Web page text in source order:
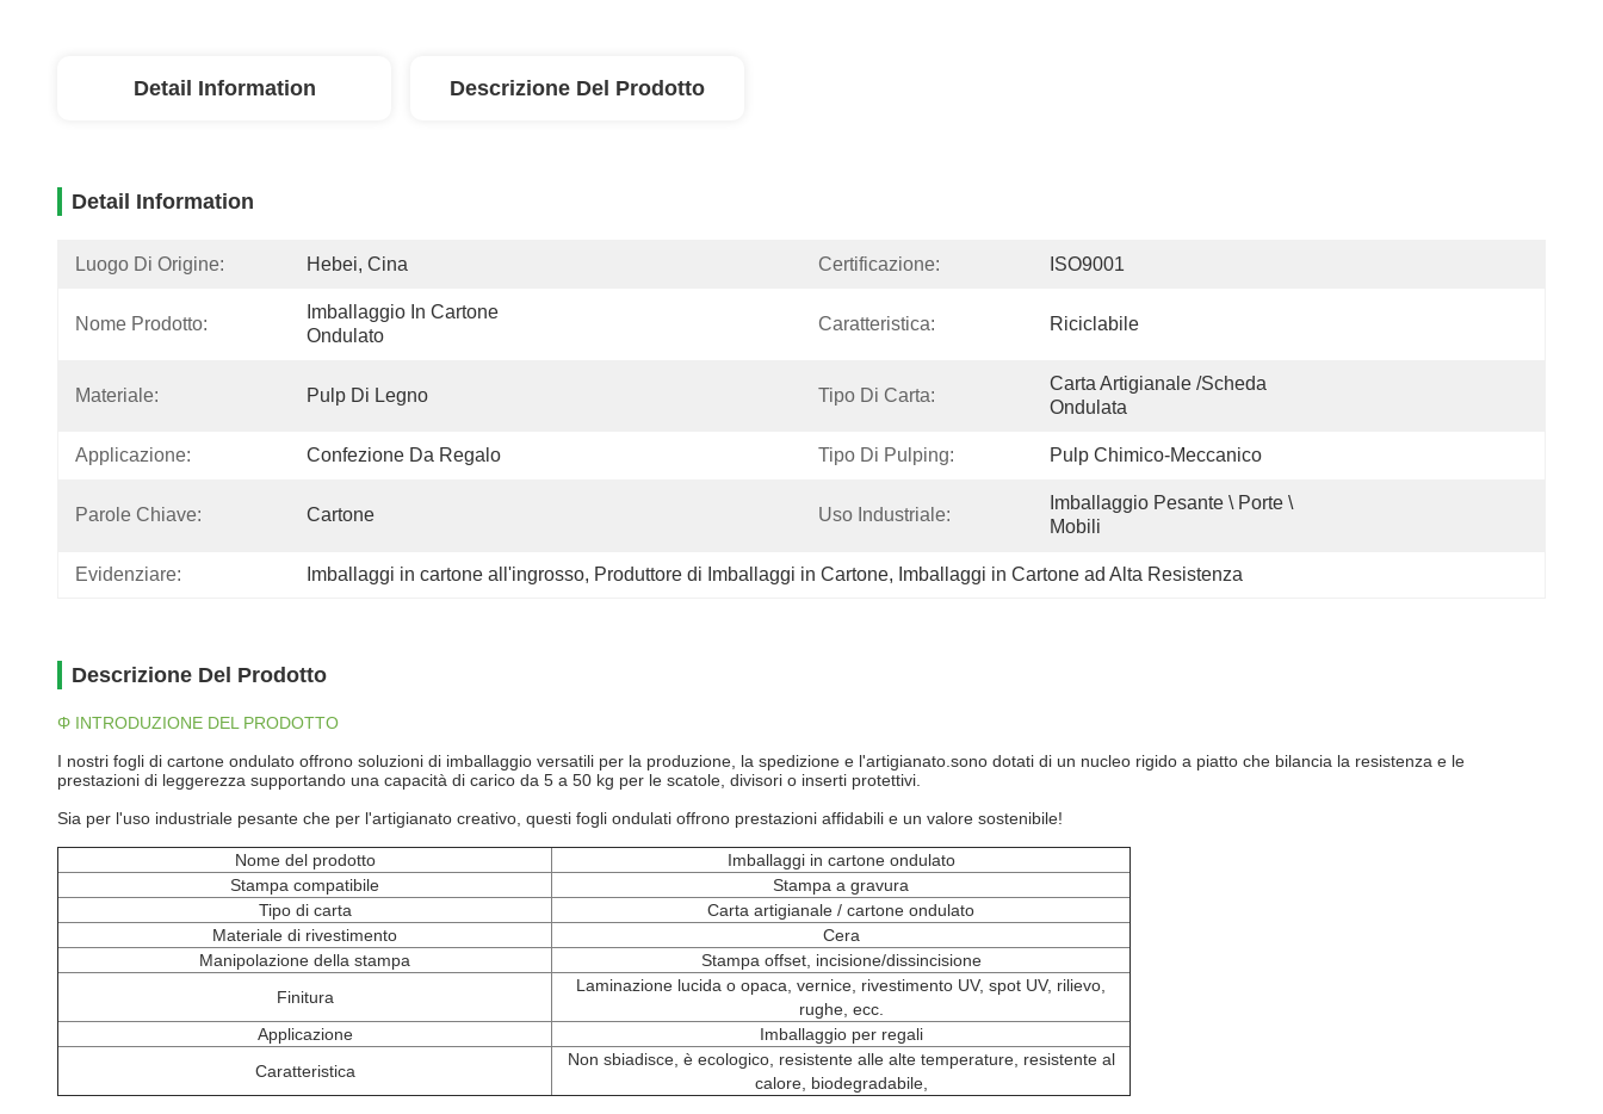
Detail Information Descrizione Del Prodotto
Detail Information
Luogo Di Origine: Hebei, Cina Certificazione: ISO9001
Nome Prodotto:
Imballaggio In Cartone
Ondulato
Caratteristica: Riciclabile
Materiale: Pulp Di Legno Tipo Di Carta:
Carta Artigianale /scheda
Ondulata
Applicazione: Confezione Da Regalo Tipo Di Pulping: Pulp Chimico-Meccanico
Parole Chiave: Cartone Uso Industriale:
Imballaggio Pesante \ Porte \
Mobili
Evidenziare: Imballaggi in cartone all'ingrosso, Produttore di Imballaggi in Cartone, Imballaggi in Cartone ad Alta Resistenza
Descrizione Del Prodotto
Φ INTRODUZIONE DEL PRODOTTO
I nostri fogli di cartone ondulato offrono soluzioni di imballaggio versatili per la produzione, la spedizione e l'artigianato.sono dotati di un nucleo rigido a piatto che bilancia la resistenza e le
prestazioni di leggerezza supportando una capacità di carico da 5 a 50 kg per le scatole, divisori o inserti protettivi.
Sia per l'uso industriale pesante che per l'artigianato creativo, questi fogli ondulati offrono prestazioni affidabili e un valore sostenibile!
Nome del prodotto
Imballaggi in cartone ondulato
Stampa compatibile
Stampa a gravura
Tipo di carta
Carta artigianale / cartone ondulato
Materiale di rivestimento
Cera
Manipolazione della stampa
Stampa offset, incisione/dissincisione
Finitura
Laminazione lucida o opaca, vernice, rivestimento UV, spot UV, rilievo,
rughe, ecc.
Applicazione
Imballaggio per regali
Caratteristica
Non sbiadisce, è ecologico, resistente alle alte temperature, resistente al
calore, biodegradabile,